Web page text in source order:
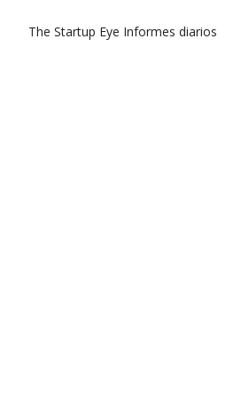
The Startup Eye Informes diarios